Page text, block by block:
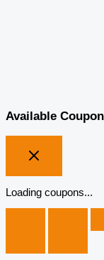
Available
Loading coupons...